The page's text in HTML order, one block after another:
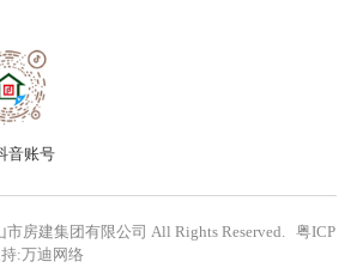
音账号
市房建集团有限公司 All Rights Reserved.粤ICP
:万迪网络